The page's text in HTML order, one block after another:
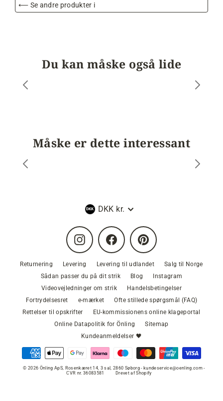
⟵ Se andre produkter i
Du kan måske også lide
Måske er dette interessant
Valuta
DKK kr.
Instagram Facebook Pinterest
Returnering Levering Levering til udlandet
Salg til Norge
Sådan passer du på dit strik
Blog
Instagram
Videovejledninger om strik
Handelsbetingelser
Fortrydelsesret
e-mærket
Ofte stillede spørgsmål (FAQ)
Rettelser til opskrifter
EU-kommissionens online klageportal
Online Datapolitik for Önling
Sitemap
Kundeanmeldelser 🖤
© 2026 Önling ApS, Rosenkæret 14, 3 sal, 2860 Søborg - kundeservice@oenling.com -
CVR nr. 36083581
Drevet af Shopify